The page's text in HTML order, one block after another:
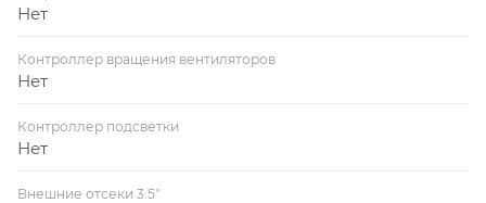
Нет
Контроллер вращения вентиляторов
Нет
Контроллер подсветки
Нет
Внешние отсеки 3.5"